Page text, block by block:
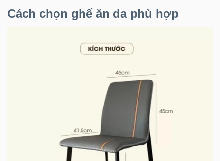
Cách chọn ghế ăn da phù hợp